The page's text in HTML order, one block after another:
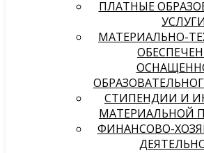
ПЛАТНЫЕ
УСЛУГИ
МАТЕРИАЛЬНО-
СТИПЕНДИИ И
МАТЕРИАЛЬНОЙ
ФИНАНСОВО-